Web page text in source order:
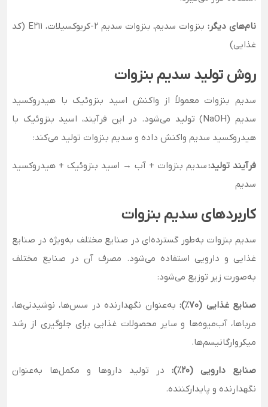
نام‌های دیگر:
بنزوات سدیم، بنزوات سدیم ۲-کربوکسیلات، E211 (کد
غذایی)
روش تولید سدیم بنزوات
سدیم بنزوات معمولاً از واکنش اسید بنزوئیک با هیدروکسید
سدیم (NaOH) تولید می‌شود. در این فرآیند، اسید بنزوئیک با
هیدروکسید سدیم واکنش داده و سدیم بنزوات تولید می‌کند:
فرآیند تولید:سدیم بنزوات + آب → اسید بنزوئیک + هیدروکسید
سدیم
کاربردهای سدیم بنزوات
سدیم بنزوات به‌طور گسترده‌ای در صنایع مختلف به‌ویژه در صنایع
غذایی و دارویی استفاده می‌شود. مصرف آن در صنایع مختلف
به‌صورت زیر توزیع می‌شود:
صنایع غذایی (۷۰٪):
به‌عنوان نگهدارنده در سس‌ها، نوشیدنی‌ها،
مرباها، آب‌میوه‌ها و سایر محصولات غذایی برای جلوگیری از رشد
میکروارگانیسم‌ها.
صنایع دارویی (۲۰٪):
در تولید داروها و مکمل‌ها به‌عنوان
نگهدارنده و پایدارکننده.